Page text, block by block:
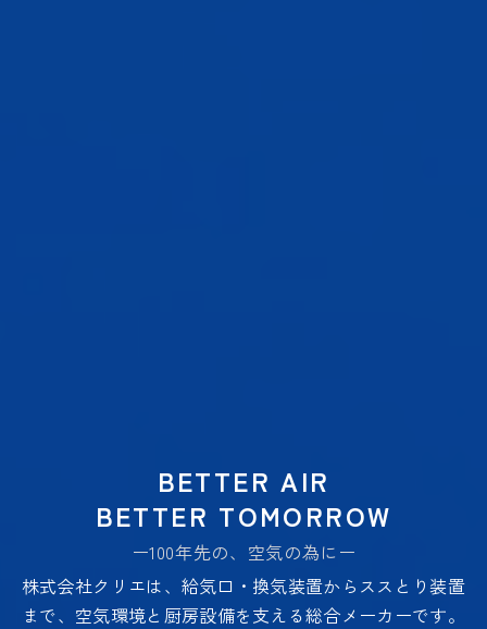
BETTER AIR
BETTER TOMORROW
ー100年先の、空気の為にー
株式会社クリエは、給気口・換気装置からススとり装置
まで、空気環境と厨房設備を支える総合メーカーです。